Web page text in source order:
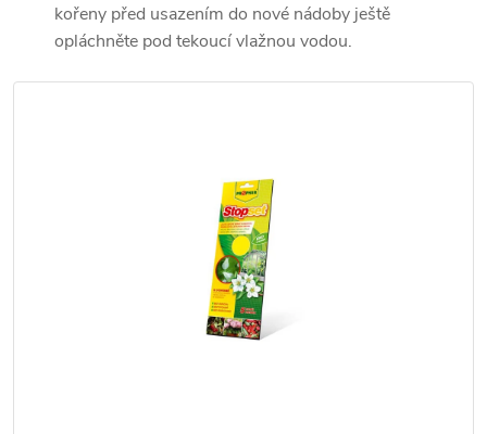
kořeny před usazením do nové nádoby ještě
opláchněte pod tekoucí vlažnou vodou.